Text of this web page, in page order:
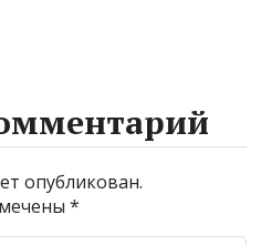
опубликован.
*